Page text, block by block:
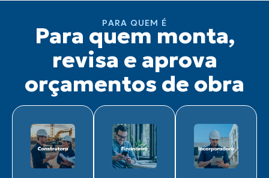
PARA QUEM É
Para quem monta,
revisa e aprova
orçamentos de obra